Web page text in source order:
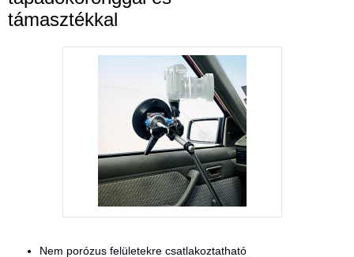
támasztékkal
Nem porózus felületekre csatlakoztatható